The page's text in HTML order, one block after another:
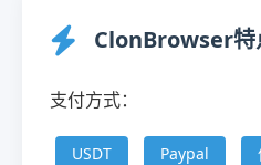
ClonBrowser特
支付方式：
USDT Paypal